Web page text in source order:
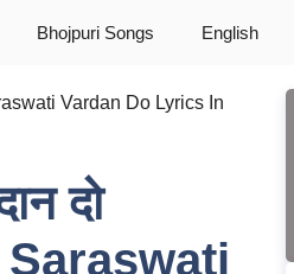
Bhojpuri Songs English
Vardan Do Lyrics In
दो